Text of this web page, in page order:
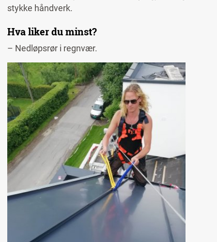
stykke håndverk.
Hva liker du minst?
– Nedløpsrør i regnvær.
Image